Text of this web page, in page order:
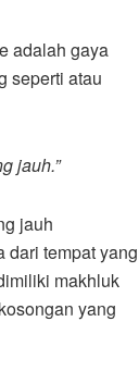
adalah gaya
seperti atau
jauh.”
jauh
dari tempat yang
makhluk
yang